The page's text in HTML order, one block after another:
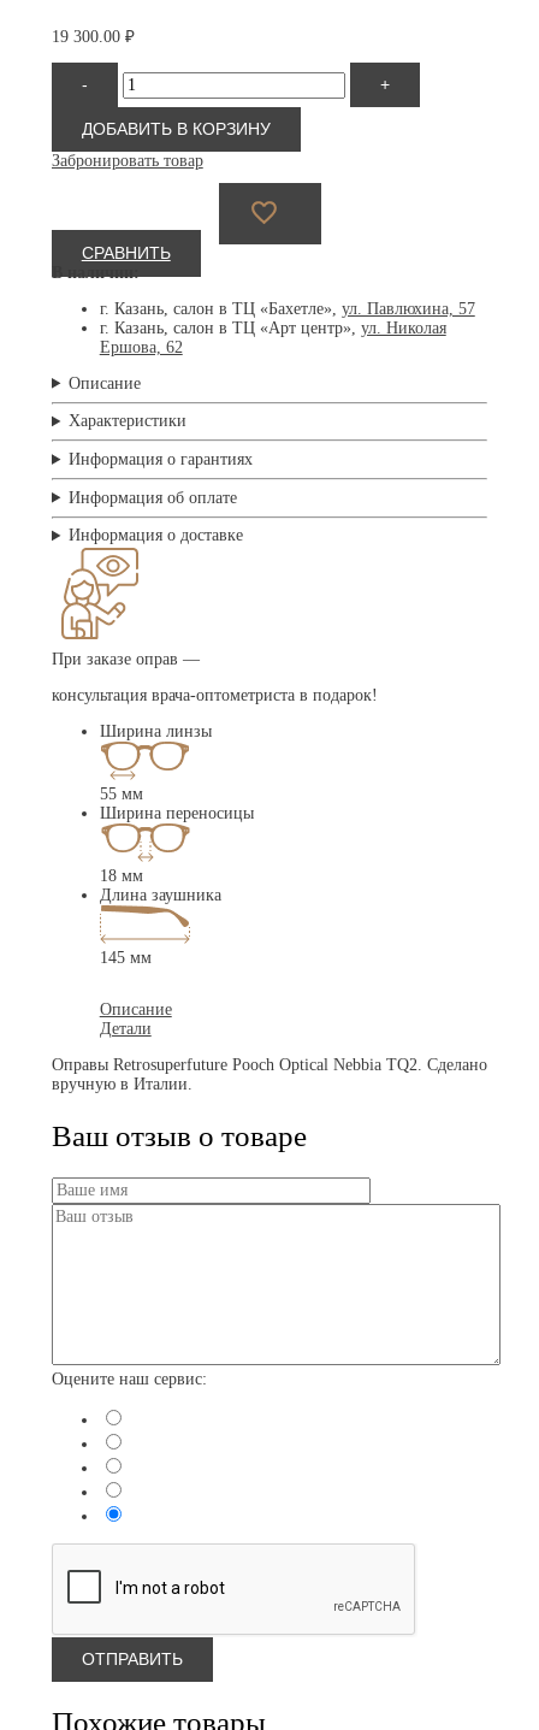
19 300.00 ₽
-
Количество
товара
Retrosuperfuture
Pooch
Optical
Nebbia
+
ДОБАВИТЬ В КОРЗИНУ
Забронировать товар
СРАВНИТЬ
В наличии:
г. Казань, салон в ТЦ «Бахетле», ул. Павлюхина, 57
г. Казань, салон в ТЦ «Арт центр», ул. Николая
Ершова, 62
Описание
Характеристики
Информация о гарантиях
Информация об оплате
Информация о доставке
При заказе оправ —
консультация врача-оптометриста в подарок!
Ширина линзы
55 мм
Ширина переносицы
18 мм
Длина заушника
145 мм
Описание
Детали
Оправы Retrosuperfuture Pooch Optical Nebbia TQ2. Сделано
вручную в Италии.
Ваш отзыв о товаре
Оцените наш сервис:
Похожие товары